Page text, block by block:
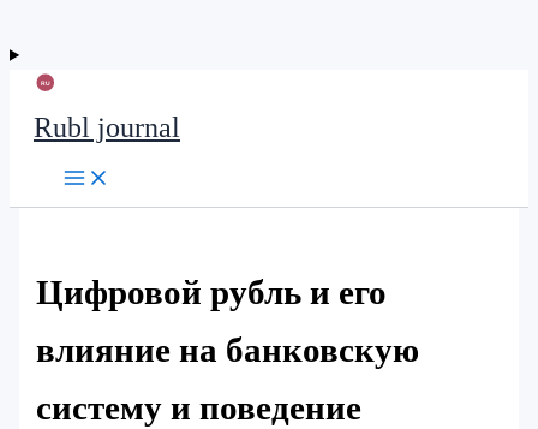
Rubl journal
Цифровой рубль и его
влияние на банковскую
систему и поведение